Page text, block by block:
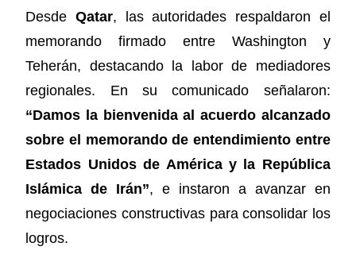
DesdeQatar, las autoridades respaldaron el
memorando firmado entre Washington y
Teherán, destacando la labor de mediadores
regionales. En su comunicado señalaron:
“Damos la bienvenida al acuerdo alcanzado
sobre el memorando de entendimiento entre
Estados Unidos de América y la República
Islámica de Irán”, e instaron a avanzar en
negociaciones constructivas para consolidar los
logros.